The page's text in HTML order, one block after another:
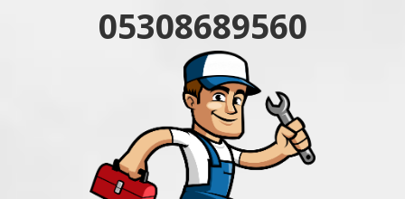
05308689560